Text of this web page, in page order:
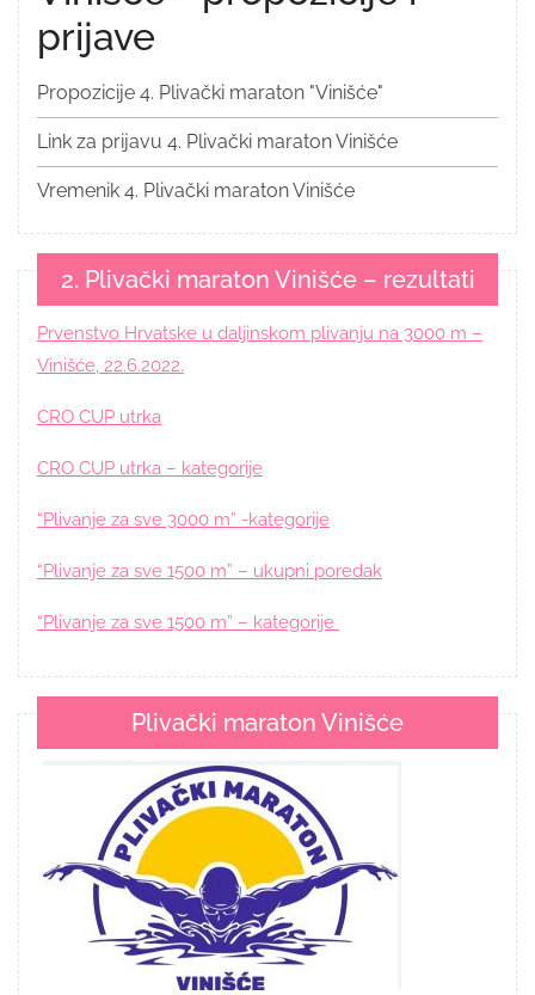
prijave
Propozicije 4. Plivački maraton "Vinišće"
Link za prijavu 4. Plivački maraton Vinišće
Vremenik 4. Plivački maraton Vinišće
2. Plivački maraton Vinišće – rezultati
Prvenstvo Hrvatske u daljinskom plivanju na 3000 m –
Vinišće, 22.6.2022.
CRO CUP utrka
CRO CUP utrka – kategorije
“Plivanje za sve 3000 m” -kategorije
“Plivanje za sve 1500 m” – ukupni poredak
“Plivanje za sve 1500 m” – kategorije
Plivački maraton Vinišće